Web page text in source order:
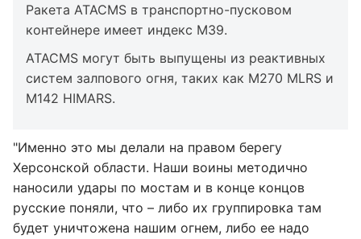
Ракета ATACMS в транспортно-пусковом
контейнере имеет индекс М39.
ATACMS могут быть выпущены из реактивных
систем залпового огня, таких как M270 MLRS и
M142 HIMARS.
"Именно это мы делали на правом берегу
Херсонской области. Наши воины методично
наносили удары по мостам и в конце концов
русские поняли, что – либо их группировка там
будет уничтожена нашим огнем, либо ее надо